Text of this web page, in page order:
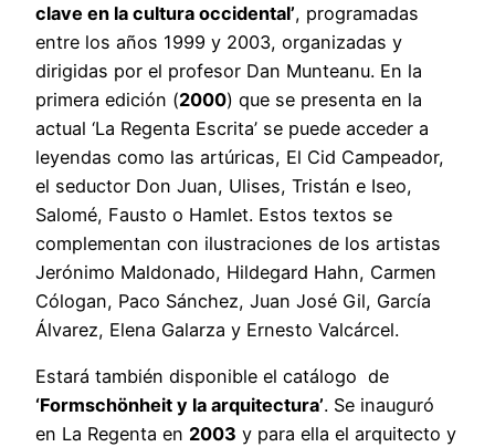
clave en la cultura occidental’, programadas
entre los años 1999 y 2003, organizadas y
dirigidas por el profesor Dan Munteanu. En la
primera edición (2000) que se presenta en la
actual ‘La Regenta Escrita’ se puede acceder a
leyendas como las artúricas, El Cid Campeador,
el seductor Don Juan, Ulises, Tristán e Iseo,
Salomé, Fausto o Hamlet. Estos textos se
complementan con ilustraciones de los artistas
Jerónimo Maldonado, Hildegard Hahn, Carmen
Cólogan, Paco Sánchez, Juan José Gil, García
Álvarez, Elena Galarza y Ernesto Valcárcel.
Estará también disponible el catálogo de
‘Formschönheit y la arquitectura’. Se inauguró
en La Regenta en 2003 y para ella el arquitecto y